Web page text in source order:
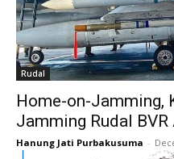
Rudal
Home-on-Jamming,
Jamming Rudal
Hanung Jati Purbakusuma -